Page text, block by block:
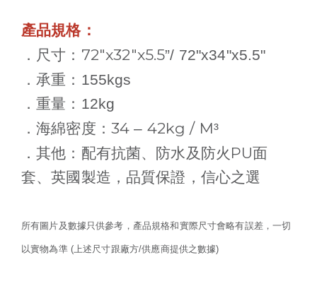
產品規格：
．尺寸： 72"x32"x5.5”/ 72"x34"x5.5"
．承重： 155kgs
．重量： 12kg
．海綿密度： 34– 42kg / M³
．其他：配有抗菌、防水及防火 PU面
套、英國製造，品質保證，信心之選
所有圖片及數據只供參考，產品規格和實際尺寸會略有誤差，一切
以實物為準 (上述尺寸跟廠方/供應商提供之數據)